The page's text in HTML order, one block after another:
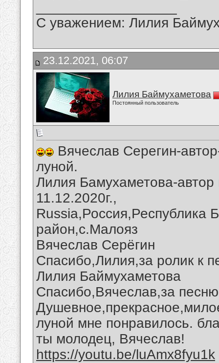
С уважением: Лилия
23.12.2021, 06:07
Лилия Баймухаметова
Постоянный пользователь
Вячеслав Серегин-
луной.
Лилия Бамухаметова-
11.12.2020г.,
Russia,Россия,Республика
район,с.Малояз
Вячеслав Серёгин
Спасибо,Лилия,за ролик к
Лилия Баймухаметова
Спасибо,Вячеслав,за
луной мне понравилось.
ты молодец, Вячеслав!
https://youtu.be/luAmx8fyu1k